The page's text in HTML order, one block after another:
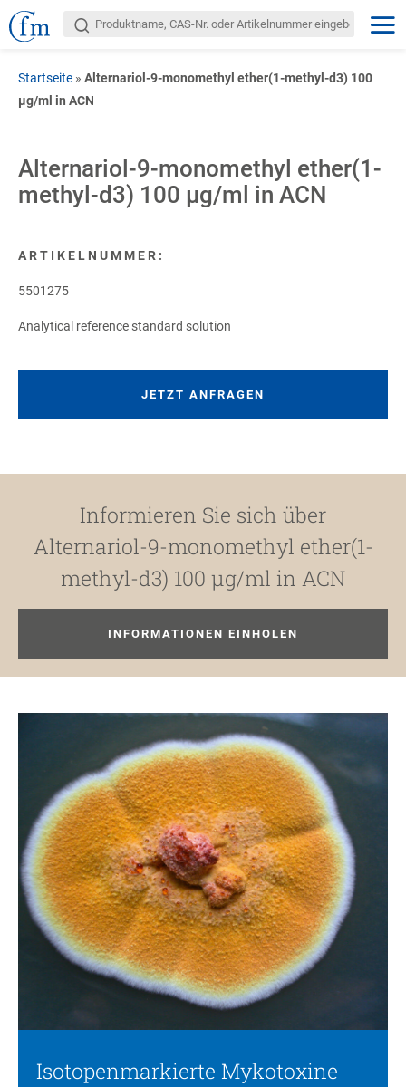
Startseite » Alternariol-9-monomethyl ether(1-methyl-d3) 100
µg/ml in ACN
Alternariol-9-monomethyl ether(1-
methyl-d3) 100 µg/ml in ACN
ARTIKELNUMMER:
5501275
Analytical reference standard solution
JETZT ANFRAGEN
Informieren Sie sich über
Alternariol-9-monomethyl ether(1-
methyl-d3) 100 µg/ml in ACN
INFORMATIONEN EINHOLEN
Isotopenmarkierte Mykotoxine